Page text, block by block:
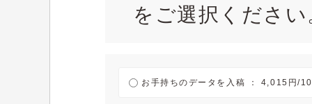
をご選択ください
お手持ちのデータを入稿 ： 4,015円/